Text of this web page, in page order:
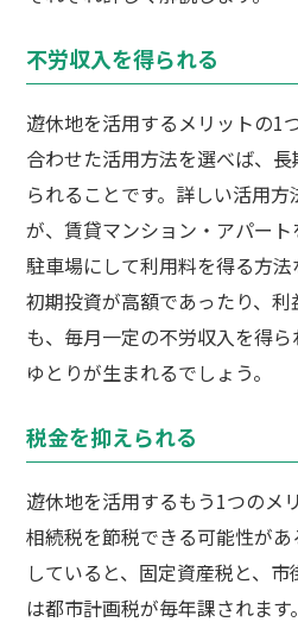
不労収入を得られる
遊休地を活用するメリットの1
合わせた活用方法を選べば、
られることです。詳しい活用
が、賃貸マンション・アパート
駐車場にして利用料を得る方
初期投資が高額であったり、
も、毎月一定の不労収入を得
ゆとりが生まれるでしょう。
税金を抑えられる
遊休地を活用するもう1つのメ
相続税を節税できる可能性が
していると、固定資産税と、
は都市計画税が毎年課されま